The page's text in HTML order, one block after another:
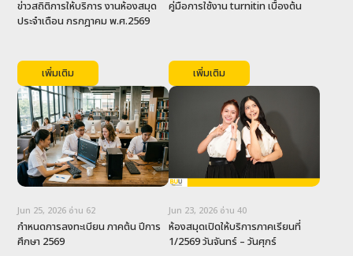
-งานห้องสมุด
ติดต่อเรา
ข่าวสถิติการให้บริการ งานห้องสมุด
ประจำเดือน กรกฎาคม พ.ศ.2569
เพิ่มเติม
คู่มือการใช้งาน turnitin เบื้องต้น
เพิ่มเติม
Jun 25, 2026 อ่าน 62
กำหนดการลงทะเบียน ภาคต้น ปีการ
ศึกษา 2569
Jun 23, 2026 อ่าน 40
ห้องสมุดเปิดให้บริการภาคเรียนที่
1/2569 วันจันทร์ – วันศุกร์